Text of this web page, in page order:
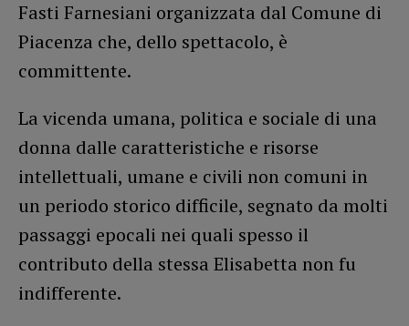
Fasti Farnesiani organizzata dal Comune di
Piacenza che, dello spettacolo, è
committente.
La vicenda umana, politica e sociale di una
donna dalle caratteristiche e risorse
intellettuali, umane e civili non comuni in
un periodo storico difficile, segnato da molti
passaggi epocali nei quali spesso il
contributo della stessa Elisabetta non fu
indifferente.